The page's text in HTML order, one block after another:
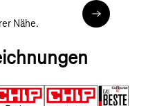
Nähe. Zur Shop